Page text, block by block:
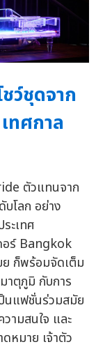
ว์ชุดจาก
ทศกาล
ตัวแทนจาก
บโลก อย่าง
ะเทศ
อร์ Bangkok
ย ก็พร้อมจัดเต็ม
าตุภูมิ กับการ
นแฟชั่นร่วมสมัย
ามสนใจ และ
หมาย เจ้าตัว